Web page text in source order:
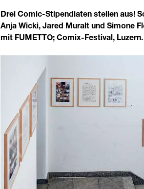
Drei Comic-Stipendiaten stellen aus!
Anja Wicki, Jared Muralt und Simone
mit FUMETTO; Comix-Festival, Luzern.